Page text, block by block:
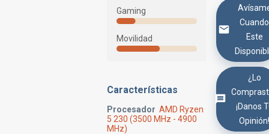
Gaming
Movilidad
Características
Procesador AMD Ryzen
5 230 (3500 MHz - 4900
MHz)
Cuando
Este
¿Lo
¡Danos